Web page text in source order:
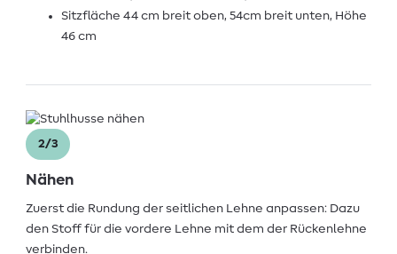
Sitzfläche 44 cm breit oben, 54cm breit unten, Höhe
46 cm
2/3
Nähen
Zuerst die Rundung der seitlichen Lehne anpassen: Dazu
den Stoff für die vordere Lehne mit dem der Rückenlehne
verbinden.